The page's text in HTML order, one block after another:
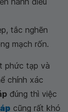
tắc nghẽn
mạch rốn.
phức tạp và
chính xác
đúng thì việc
cũng rất khó